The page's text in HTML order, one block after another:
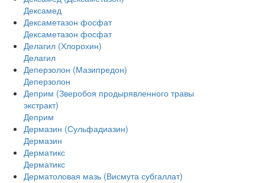
Дексамед
Дексаметазон фосфат
Дексаметазон фосфат
Делагил (Хлорохин)
Делагил
Деперзолон (Мазипредон)
Деперзолон
Деприм (Зверобоя продырявленного травы
экстракт)
Деприм
Дермазин (Сульфадиазин)
Дермазин
Дерматикс
Дерматикс
Дерматоловая мазь (Висмута субгаллат)